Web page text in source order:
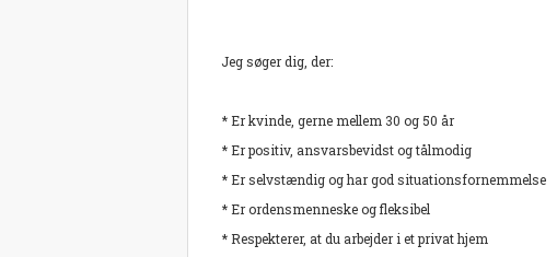
Jeg søger dig, der:
* Er kvinde, gerne mellem 30 og 50 år
* Er positiv, ansvarsbevidst og tålmodig
* Er selvstændig og har god situationsfornemmelse
* Er ordensmenneske og fleksibel
* Respekterer, at du arbejder i et privat hjem